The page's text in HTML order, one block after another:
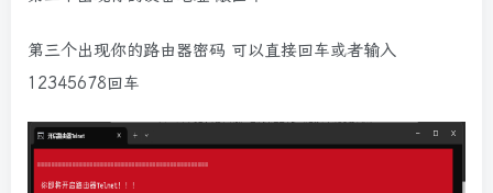
第三个出现你的路由器密码 可以直接回车或者输入
12345678回车